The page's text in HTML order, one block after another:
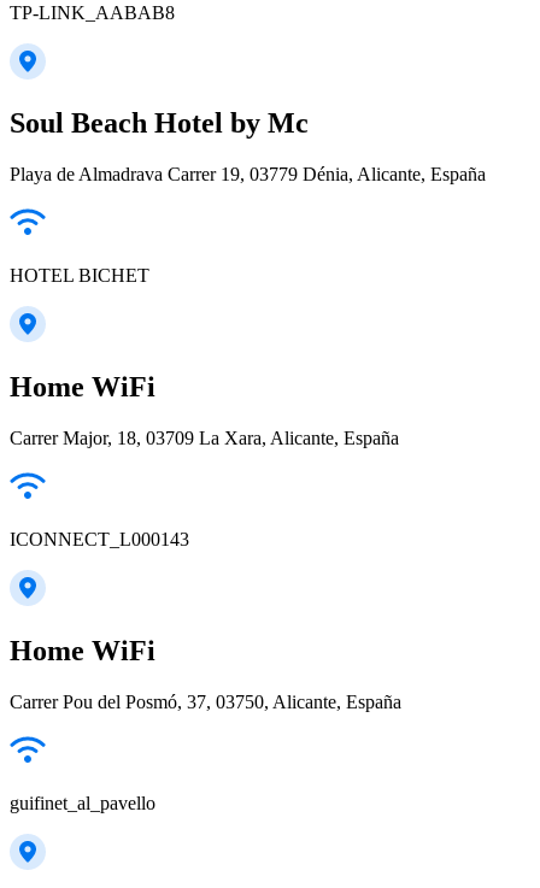
TP-LINK_AABAB8
Soul Beach Hotel by Mc
Playa de Almadrava Carrer 19, 03779 Dénia, Alicante, España
HOTEL BICHET
Home WiFi
Carrer Major, 18, 03709 La Xara, Alicante, España
ICONNECT_L000143
Home WiFi
Carrer Pou del Posmó, 37, 03750, Alicante, España
guifinet_al_pavello